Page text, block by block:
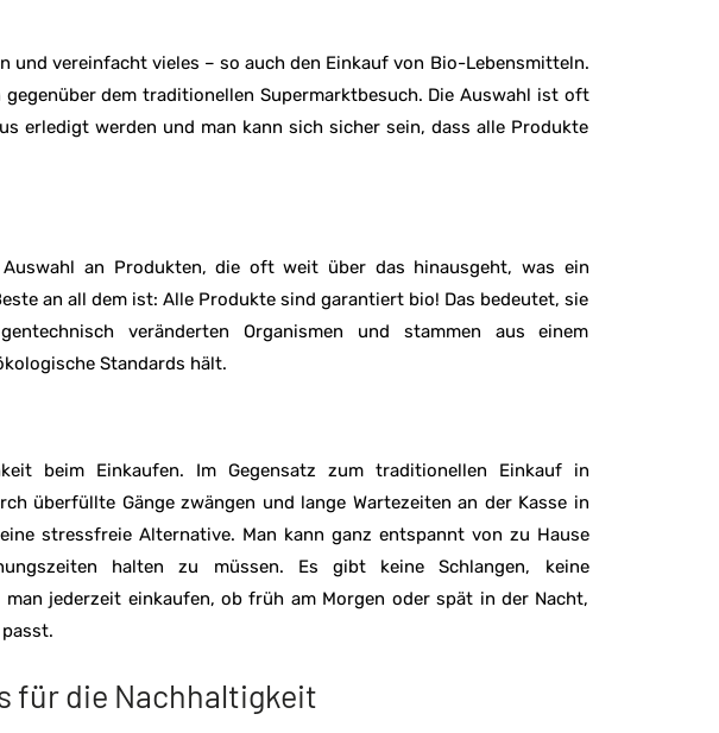
und vereinfacht vieles – so auch den Einkauf von Bio-Lebensmitteln.
dem traditionellen Supermarktbesuch. Die Auswahl ist oft
erledigt werden und man kann sich sicher sein, dass alle Produkte
an Produkten, die oft weit über das hinausgeht, was ein
an all dem ist: Alle Produkte sind garantiert bio! Das bedeutet, sie
veränderten Organismen und stammen aus einem
Standards hält.
beim Einkaufen. Im Gegensatz zum traditionellen Einkauf in
überfüllte Gänge zwängen und lange Wartezeiten an der Kasse in
stressfreie Alternative. Man kann ganz entspannt von zu Hause
halten zu müssen. Es gibt keine Schlangen, keine
man jederzeit einkaufen, ob früh am Morgen oder spät in der Nacht,
für die Nachhaltigkeit